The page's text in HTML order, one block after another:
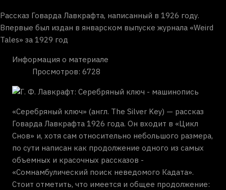
Рассказ Говарда Лавкрафта, написанный в 1926 году.
Впервые был издан в январском выпуске журнала «Weird
Tales» за 1929 год
Информация о материале
Просмотров: 6728
«Серебряный ключ» (англ. The Silver Key) — рассказ
Говарда Лавкрафта 1926 года. Он входит в «Цикл
Снов» и, хотя сам относительно небольшого размера,
по сути написан как продолжение одного из самых
объемных и красочных рассказов -
«Сомнамбулический поиск неведомого Кадата».
Стоит отметить, что имеется и общее продолжение: